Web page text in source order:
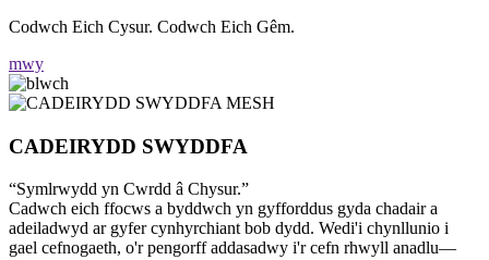
Codwch Eich Cysur. Codwch Eich Gêm.
mwy
CADEIRYDD SWYDDFA
“Symlrwydd yn Cwrdd â Chysur.”
Cadwch eich ffocws a byddwch yn gyfforddus gyda chadair a
adeiladwyd ar gyfer cynhyrchiant bob dydd. Wedi'i chynllunio i
gael cefnogaeth, o'r pengorff addasadwy i'r cefn rhwyll anadlu—